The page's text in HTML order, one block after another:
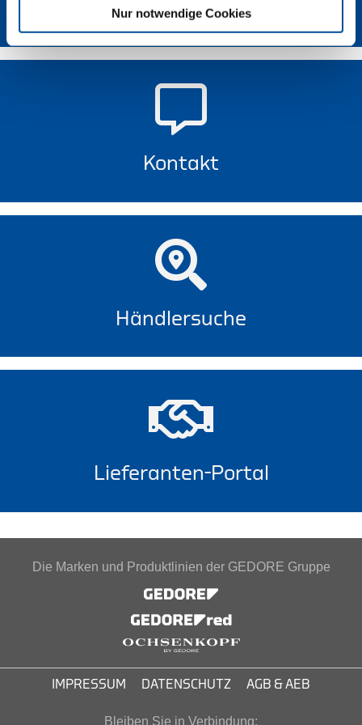
Nur notwendige Cookies
Newsletter
Kontakt
Händlersuche
Lieferanten-Portal
Die Marken und Produktlinien der GEDORE Gruppe
IMPRESSUM DATENSCHUTZ AGB & AEB
Bleiben Sie in Verbindung: